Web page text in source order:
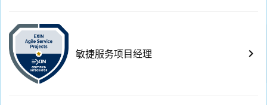
敏捷服务项目经理 keyboard_arrow_right